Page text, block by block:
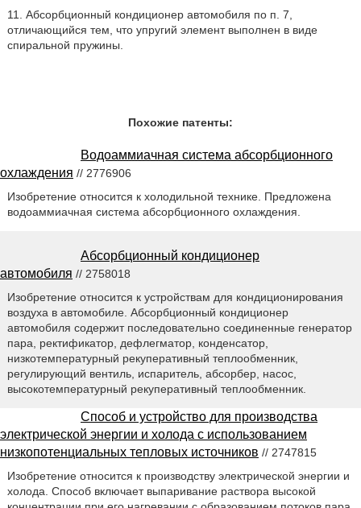
11. Абсорбционный кондиционер автомобиля по п. 7,
отличающийся тем, что упругий элемент выполнен в виде
спиральной пружины.
Похожие патенты:
Водоаммиачная система абсорбционного
охлаждения // 2776906
Изобретение относится к холодильной технике. Предложена
водоаммиачная система абсорбционного охлаждения.
Абсорбционный кондиционер
автомобиля // 2758018
Изобретение относится к устройствам для кондиционирования
воздуха в автомобиле. Абсорбционный кондиционер
автомобиля содержит последовательно соединенные генератор
пара, ректификатор, дефлегматор, конденсатор,
низкотемпературный рекуперативный теплообменник,
регулирующий вентиль, испаритель, абсорбер, насос,
высокотемпературный рекуперативный теплообменник.
Способ и устройство для производства
электрической энергии и холода с использованием
низкопотенциальных тепловых источников // 2747815
Изобретение относится к производству электрической энергии и
холода. Способ включает выпаривание раствора высокой